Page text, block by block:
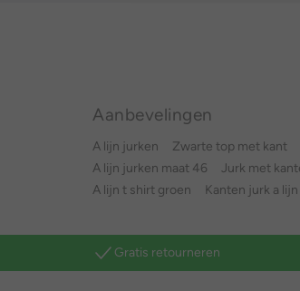
Aanbevelingen
A lijn jurken Zwarte top met kant
A lijn jurken maat 46
Jurk met
A lijn t shirt groen
Kanten jurk a lijn
Gratis retourneren